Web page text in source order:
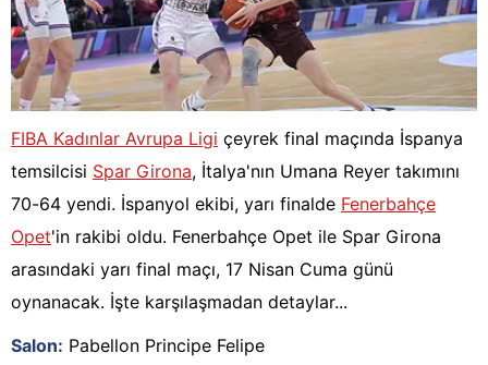
FIBA Kadınlar Avrupa Ligi çeyrek final maçında İspanya
temsilcisi Spar Girona, İtalya'nın Umana Reyer takımını
70-64 yendi. İspanyol ekibi, yarı finalde Fenerbahçe
Opet'in rakibi oldu. Fenerbahçe Opet ile Spar Girona
arasındaki yarı final maçı, 17 Nisan Cuma günü
oynanacak. İşte karşılaşmadan detaylar...
Salon: Pabellon Principe Felipe